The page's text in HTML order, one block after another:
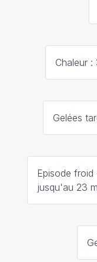
Chaleur :
Gelées
Episode froid
jusqu'au 23